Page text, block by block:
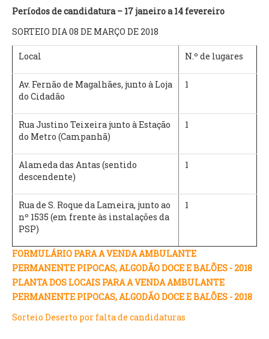
Períodos de candidatura – 17 janeiro a 14 fevereiro
SORTEIO DIA 08 DE MARÇO DE 2018
Local N.º de lugares
Av. Fernão de Magalhães, junto à Loja
do Cidadão
1
Rua Justino Teixeira junto à Estação
do Metro (Campanhã)
1
Alameda das Antas (sentido
descendente)
1
Rua de S. Roque da Lameira, junto ao
nº 1535 (em frente às instalações da
PSP)
1
FORMULÁRIO PARA A VENDA AMBULANTE
PERMANENTE PIPOCAS, ALGODÃO DOCE E BALÕES - 2018
PLANTA DOS LOCAIS PARA A VENDA AMBULANTE
PERMANENTE PIPOCAS, ALGODÃO DOCE E BALÕES - 2018
Sorteio Deserto por falta de candidaturas